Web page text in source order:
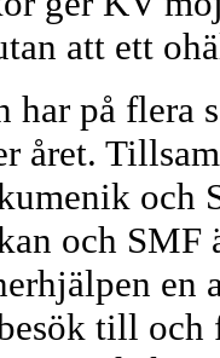
att ett
har på flera
året.
och
och
en
till